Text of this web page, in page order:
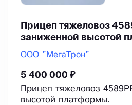
Прицеп тяжеловоз
заниженной высотой
ООО "МегаТрон"
5 400 000 ₽
Прицеп тяжеловоз
высотой платформы.